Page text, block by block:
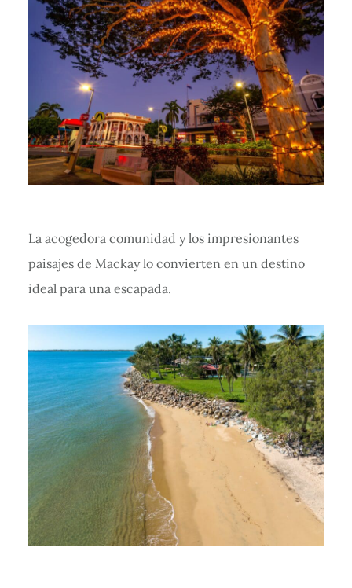
La acogedora comunidad y los impresionantes
paisajes de Mackay lo convierten en un destino
ideal para una escapada.